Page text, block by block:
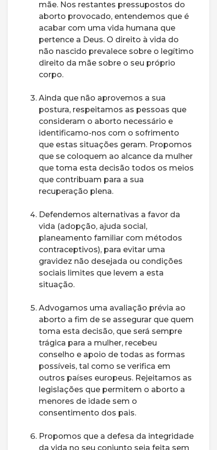
mãe. Nos restantes pressupostos do
aborto provocado, entendemos que é
acabar com uma vida humana que
pertence a Deus. O direito à vida do
não nascido prevalece sobre o legítimo
direito da mãe sobre o seu próprio
corpo.
Ainda que não aprovemos a sua
postura, respeitamos as pessoas que
consideram o aborto necessário e
identificamo-nos com o sofrimento
que estas situações geram. Propomos
que se coloquem ao alcance da mulher
que toma esta decisão todos os meios
que contribuam para a sua
recuperação plena.
Defendemos alternativas a favor da
vida (adopção, ajuda social,
planeamento familiar com métodos
contraceptivos), para evitar uma
gravidez não desejada ou condições
sociais limites que levem a esta
situação.
Advogamos uma avaliação prévia ao
aborto a fim de se assegurar que quem
toma esta decisão, que será sempre
trágica para a mulher, recebeu
conselho e apoio de todas as formas
possíveis, tal como se verifica em
outros países europeus. Rejeitamos as
legislações que permitem o aborto a
menores de idade sem o
consentimento dos pais.
Propomos que a defesa da integridade
da vida no seu conjunto seja feita sem